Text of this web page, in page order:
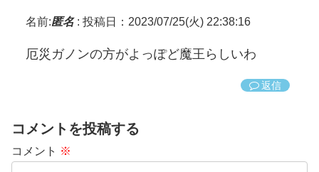
名前:匿名: 投稿日：2023/07/25(火) 22:38:16
厄災ガノンの方がよっぽど魔王らしいわ
返信
コメントを投稿する
コメント ※